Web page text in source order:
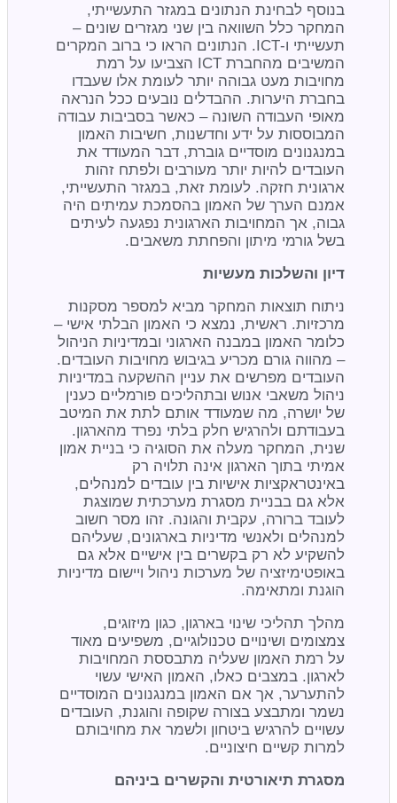
בנוסף לבחינת הנתונים במגזר התעשייתי,
המחקר כלל השוואה בין שני מגזרים שונים –
תעשייתי ו-ICT. הנתונים הראו כי ברוב המקרים
המשיבים מהחברת ICT הצביעו על רמת
מחויבות מעט גבוהה יותר לעומת אלו שעבדו
בחברת היערות. ההבדלים נובעים ככל הנראה
מאופי העבודה השונה – כאשר בסביבות עבודה
המבוססות על ידע וחדשנות, חשיבות האמון
במנגנונים מוסדיים גוברת, דבר המעודד את
העובדים להיות יותר מעורבים ולפתח זהות
ארגונית חזקה. לעומת זאת, במגזר התעשייתי,
אמנם הערך של האמון בהסמכת עמיתים היה
גבוה, אך המחויבות הארגונית נפגעה לעיתים
בשל גורמי מיתון והפחתת משאבים.
דיון והשלכות מעשיות
ניתוח תוצאות המחקר מביא למספר מסקנות
מרכזיות. ראשית, נמצא כי האמון הבלתי אישי –
כלומר האמון במבנה הארגוני ובמדיניות הניהול
– מהווה גורם מכריע בגיבוש מחויבות העובדים.
העובדים מפרשים את עניין ההשקעה במדיניות
ניהול משאבי אנוש ובתהליכים פורמליים כענין
של יושרה, מה שמעודד אותם לתת את המיטב
בעבודתם ולהרגיש חלק בלתי נפרד מהארגון.
שנית, המחקר מעלה את הסוגיה כי בניית אמון
אמיתי בתוך הארגון אינה תלויה רק
באינטראקציות אישיות בין עובדים למנהלים,
אלא גם בבניית מסגרת מערכתית שמוצגת
לעובד ברורה, עקבית והגונה. זהו מסר חשוב
למנהלים ולאנשי מדיניות בארגונים, שעליהם
להשקיע לא רק בקשרים בין אישיים אלא גם
באופטימיזציה של מערכות ניהול ויישום מדיניות
הוגנת ומתאימה.
מהלך תהליכי שינוי בארגון, כגון מיזוגים,
צמצומים ושינויים טכנולוגיים, משפיעים מאוד
על רמת האמון שעליה מתבססת המחויבות
לארגון. במצבים כאלו, האמון האישי עשוי
להתערער, אך אם האמון במנגנונים המוסדיים
נשמר ומתבצע בצורה שקופה והוגנת, העובדים
עשויים להרגיש ביטחון ולשמר את מחויבותם
למרות קשיים חיצוניים.
מסגרת תיאורטית והקשרים ביניהם